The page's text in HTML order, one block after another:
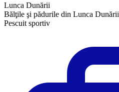
Lunca Dunării
Bălţile şi pădurile din Lunca Dunării
Pescuit sportiv